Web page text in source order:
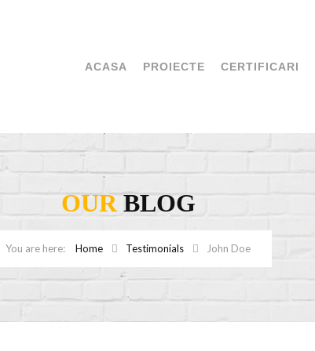
ACASA PROIECTE CERTIFICARI
OURBLOG
Home Testimonials John Doe